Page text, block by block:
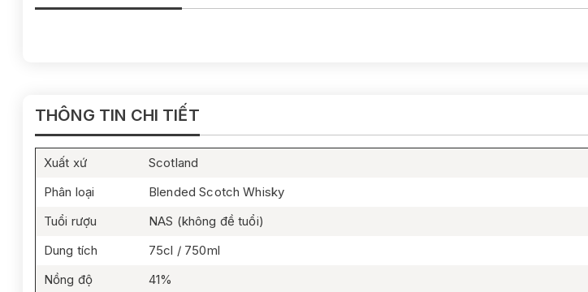
THÔNG TIN CHI TIẾT
Xuất xứ
Scotland
Phân loại
Blended Scotch Whisky
Tuổi rượu
NAS (không đề tuổi)
Dung tích
75cl / 750ml
Nồng độ
41%